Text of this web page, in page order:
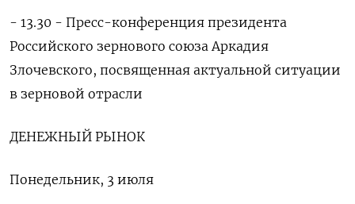
- 13.30 - Пресс-конференция президента
Российского зернового союза Аркадия
Злочевского, посвященная актуальной ситуации
в зерновой отрасли
ДЕНЕЖНЫЙ РЫНОК
Понедельник, 3 июля